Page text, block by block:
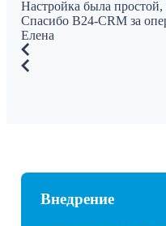
Настройка была простой,
Спасибо B24-CRM за
Елена
Внедрение